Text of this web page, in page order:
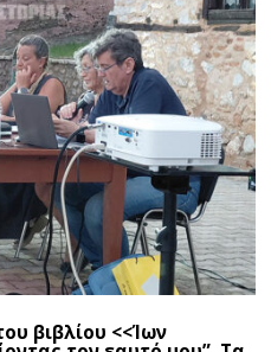
βιβλίου <<Ίων